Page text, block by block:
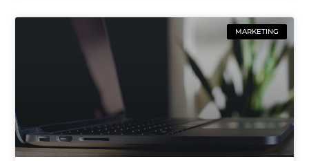
MARKETING